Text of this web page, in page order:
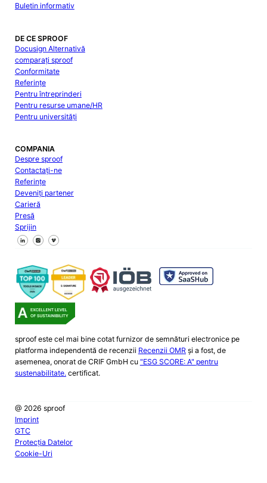
Buletin informativ
DE CE SPROOF
Docusign Alternativă
comparați sproof
Conformitate
Referințe
Pentru întreprinderi
Pentru resurse umane/HR
Pentru universități
COMPANIA
Despre sproof
Contactați-ne
Referințe
Deveniți partener
Carieră
Presă
Sprijin
Urmăriți-ne pe Facebook
Urmăriți-ne pe X
Urmăriți-ne pe LinkedIn
sproof este cel mai bine cotat furnizor de semnături electronice pe
platforma independentă de recenzii Recenzii OMRși a fost, de
asemenea, onorat de CRIF GmbH cu "ESG SCORE: A" pentru
sustenabilitate.certificat.
@ 2026 sproof
Imprint
GTC
Protecția Datelor
Cookie-Uri